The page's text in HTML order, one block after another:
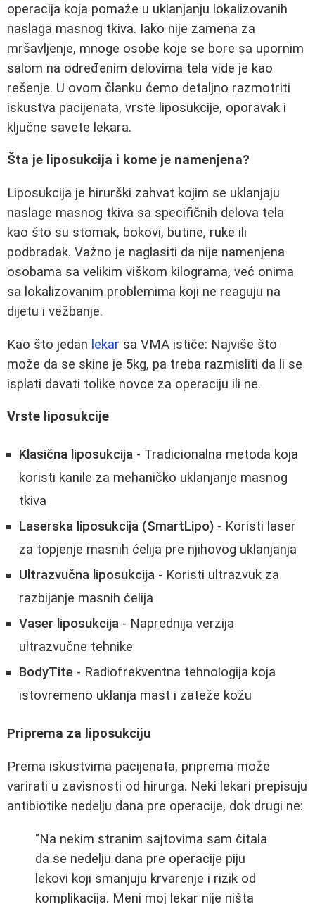
operacija koja pomaže u uklanjanju lokalizovanih
naslaga masnog tkiva. Iako nije zamena za
mršavljenje, mnoge osobe koje se bore sa upornim
salom na određenim delovima tela vide je kao
rešenje. U ovom članku ćemo detaljno razmotriti
iskustva pacijenata, vrste liposukcije, oporavak i
ključne savete lekara.
Šta je liposukcija i kome je namenjena?
Liposukcija je hirurški zahvat kojim se uklanjaju
naslage masnog tkiva sa specifičnih delova tela
kao što su stomak, bokovi, butine, ruke ili
podbradak. Važno je naglasiti da nije namenjena
osobama sa velikim viškom kilograma, već onima
sa lokalizovanim problemima koji ne reaguju na
dijetu i vežbanje.
Kao što jedan lekar sa VMA ističe: Najviše što
može da se skine je 5kg, pa treba razmisliti da li se
isplati davati tolike novce za operaciju ili ne.
Vrste liposukcije
Klasična liposukcija - Tradicionalna metoda koja
koristi kanile za mehaničko uklanjanje masnog
tkiva
Laserska liposukcija (SmartLipo) - Koristi laser
za topjenje masnih ćelija pre njihovog uklanjanja
Ultrazvučna liposukcija - Koristi ultrazvuk za
razbijanje masnih ćelija
Vaser liposukcija - Naprednija verzija
ultrazvučne tehnike
BodyTite - Radiofrekventna tehnologija koja
istovremeno uklanja mast i zateže kožu
Priprema za liposukciju
Prema iskustvima pacijenata, priprema može
varirati u zavisnosti od hirurga. Neki lekari prepisuju
antibiotike nedelju dana pre operacije, dok drugi ne:
"Na nekim stranim sajtovima sam čitala
da se nedelju dana pre operacije piju
lekovi koji smanjuju krvarenje i rizik od
komplikacija. Meni moj lekar nije ništa